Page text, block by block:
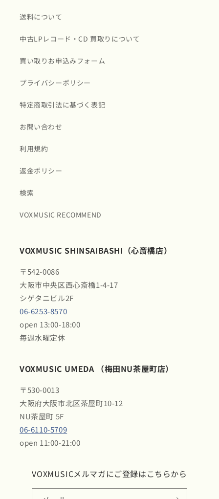
送料について
中古LPレコード・CD 買取りについて
買い取りお申込みフォーム
プライバシーポリシー
特定商取引法に基づく表記
お問い合わせ
利用規約
返金ポリシー
検索
VOXMUSIC RECOMMEND
VOXMUSIC SHINSAIBASHI（心斎橋店）
〒542-0086
大阪市中央区西心斎橋1-4-17
シゲタニビル2F
06-6253-8570
open 13:00-18:00
毎週水曜定休
VOXMUSIC UMEDA （梅田NU茶屋町店）
〒530-0013
大阪府大阪市北区茶屋町10-12
NU茶屋町 5F
06-6110-5709
open 11:00-21:00
VOXMUSICメルマガにご登録はこちらから